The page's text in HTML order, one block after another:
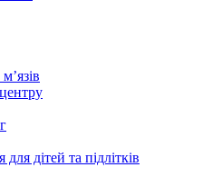
дітей та підлітків